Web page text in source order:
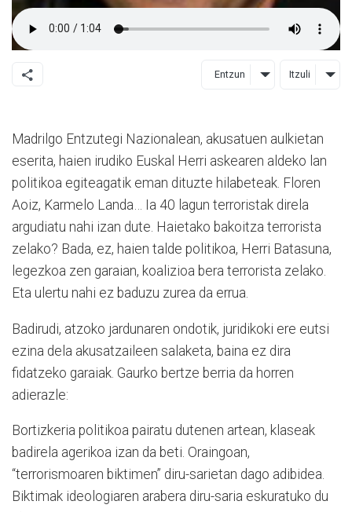
Entzun Itzuli
Madrilgo Entzutegi Nazionalean, akusatuen aulkietan
eserita, haien irudiko Euskal Herri askearen aldeko lan
politikoa egiteagatik eman dituzte hilabeteak. Floren
Aoiz, Karmelo Landa… Ia 40 lagun terroristak direla
argudiatu nahi izan dute. Haietako bakoitza terrorista
zelako? Bada, ez, haien talde politikoa, Herri Batasuna,
legezkoa zen garaian, koalizioa bera terrorista zelako.
Eta ulertu nahi ez baduzu zurea da errua.
Badirudi, atzoko jardunaren ondotik, juridikoki ere eutsi
ezina dela akusatzaileen salaketa, baina ez dira
fidatzeko garaiak. Gaurko bertze berria da horren
adierazle:
Bortizkeria politikoa pairatu dutenen artean, klaseak
badirela agerikoa izan da beti. Oraingoan,
“terrorismoaren biktimen” diru-sarietan dago adibidea.
Biktimak ideologiaren arabera diru-saria eskuratuko du